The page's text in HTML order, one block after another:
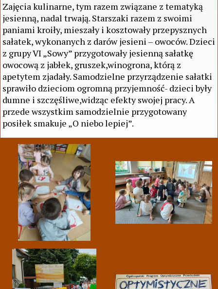
Zajęcia kulinarne, tym razem związane z tematyką
jesienną, nadal trwają. Starszaki razem z swoimi
paniami kroiły, mieszały i kosztowały przepysznych
sałatek, wykonanych z darów jesieni – owoców. Dzieci
z grupy VI „Sowy” przygotowały jesienną sałatkę
owocową z jabłek, gruszek,winogrona, którą z
apetytem zjadały. Samodzielne przyrządzenie sałatki
sprawiło dzieciom ogromną przyjemność- dzieci były
dumne i szczęśliwe,widząc efekty swojej pracy. A
przede wszystkim samodzielnie przygotowany
posiłek smakuje „O niebo lepiej”.